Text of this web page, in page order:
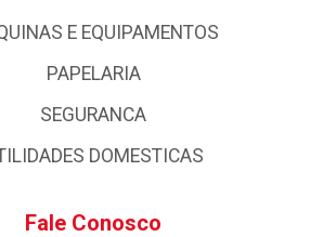
E EQUIPAMENTOS
PAPELARIA
SEGURANCA
DOMESTICAS
Fale Conosco